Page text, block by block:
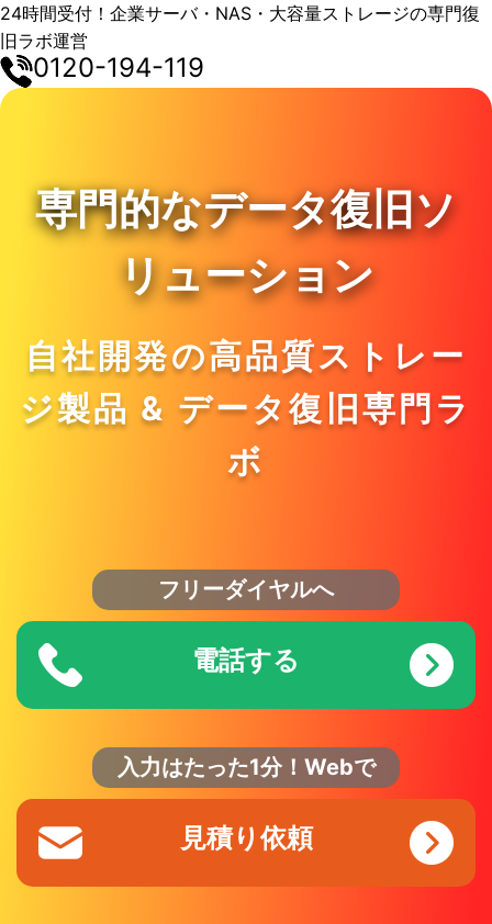
24時間受付！企業サーバ・NAS・大容量ストレージの専門復
旧ラボ運営
0120-194-119
専門的なデータ復旧ソ
リューション
自社開発の高品質ストレー
ジ製品 & データ復旧専門ラ
ボ
フリーダイヤルへ
電話する
入力はたった1分！Webで
見積り依頼